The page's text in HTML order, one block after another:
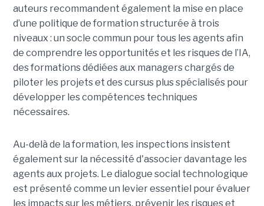
auteurs recommandent également la mise en place
d’une politique de formation structurée à trois
niveaux : un socle commun pour tous les agents afin
de comprendre les opportunités et les risques de l’IA,
des formations dédiées aux managers chargés de
piloter les projets et des cursus plus spécialisés pour
développer les compétences techniques
nécessaires.
Au-delà de la formation, les inspections insistent
également sur la nécessité d'associer davantage les
agents aux projets. Le dialogue social technologique
est présenté comme un levier essentiel pour évaluer
les impacts sur les métiers, prévenir les risques et